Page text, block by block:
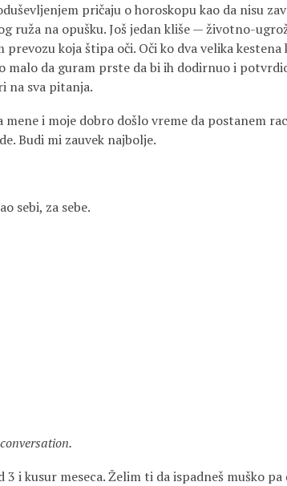
pričaju o horoskopu kao da nisu
ruža na opušku. Još jedan kliše — životno-
koja štipa oči. Oči ko dva velika kestena
malo da guram prste da bi ih dodirnuo i
na sva pitanja.
mene i moje dobro došlo vreme da postanem
Budi mi zauvek najbolje.
sebi, za sebe.
3 i kusur meseca. Želim ti da ispadneš muško